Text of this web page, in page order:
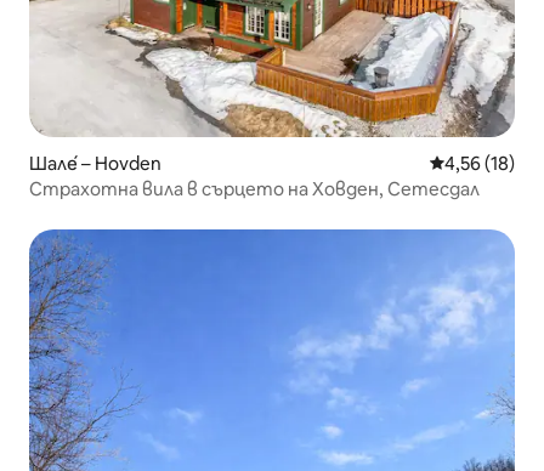
Шале́ – Hovden Средна
4,56 (18)
Страхотна вила в сърцето на Ховден, Сетесдал